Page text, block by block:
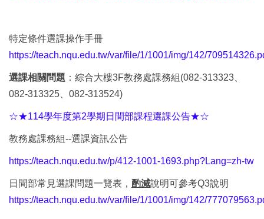
特定條件選課操作手冊
https://teach.nqu.edu.tw/var/file/1/1001/img/142/
選課相關問題 ：綜合大樓3F教務處課務組(082-313323、
082-313325、082-313524)
☆★114學年度第2學期日間部課程選課公告★☆
教務處課務組--選課資訊公告
https://teach.nqu.edu.tw/p/412-1001-1693.php?Lang=zh-tw
日間部常見選課問題一覽表， 酌減說明可參考Q3說明
https://teach.nqu.edu.tw/var/file/1/1001/img/142/